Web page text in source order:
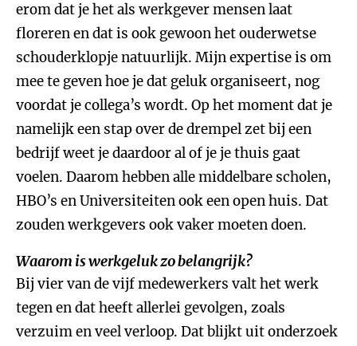
erom dat je het als werkgever mensen laat
floreren en dat is ook gewoon het ouderwetse
schouderklopje natuurlijk. Mijn expertise is om
mee te geven hoe je dat geluk organiseert, nog
voordat je collega’s wordt. Op het moment dat je
namelijk een stap over de drempel zet bij een
bedrijf weet je daardoor al of je je thuis gaat
voelen. Daarom hebben alle middelbare scholen,
HBO’s en Universiteiten ook een open huis. Dat
zouden werkgevers ook vaker moeten doen.
Waarom is werkgeluk zo belangrijk?
Bij vier van de vijf medewerkers valt het werk
tegen en dat heeft allerlei gevolgen, zoals
verzuim en veel verloop. Dat blijkt uit onderzoek